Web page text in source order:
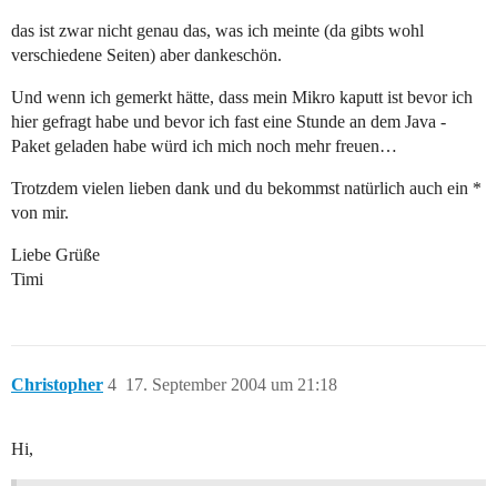
das ist zwar nicht genau das, was ich meinte (da gibts wohl
verschiedene Seiten) aber dankeschön.
Und wenn ich gemerkt hätte, dass mein Mikro kaputt ist bevor ich
hier gefragt habe und bevor ich fast eine Stunde an dem Java -
Paket geladen habe würd ich mich noch mehr freuen…
Trotzdem vielen lieben dank und du bekommst natürlich auch ein *
von mir.
Liebe Grüße
Timi
Christopher 17. September 2004 um 21:18
4
Hi,